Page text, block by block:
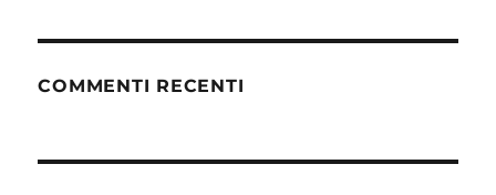
COMMENTI RECENTI